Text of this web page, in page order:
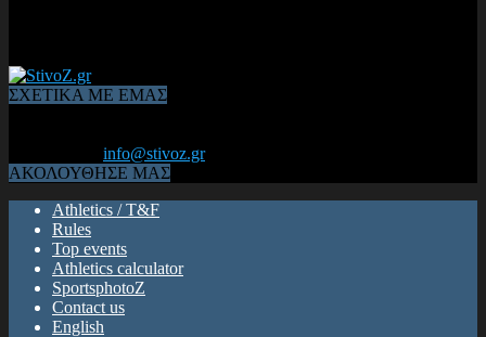
ΣΧΕΤΙΚΑ ΜΕ ΕΜΑΣ
info@stivoz.gr
ΑΚΟΛΟΥΘΗΣΕ ΜΑΣ
Athletics / T&F
Rules
Top events
Athletics calculator
SportsphotoZ
Contact us
English